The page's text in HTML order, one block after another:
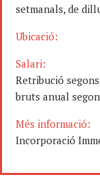
setmanals, de
Ubicació:
Salari:
Retribució
bruts anual
Més informació:
Incorporació